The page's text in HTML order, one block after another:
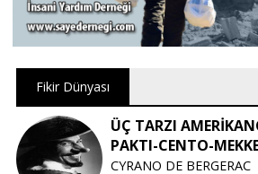
Fikir Dünyası
ÜÇ TARZI
PAKTI-CENTO-
CYRANO DE BERGERAC